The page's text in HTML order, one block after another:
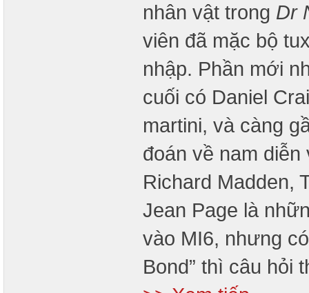
nhân vật trong Dr
viên đã mặc bộ
nhập. Phần mới
cuối có Daniel
martini, và càng
đoán về nam
Richard Madden,
Jean Page là
vào MI6, nhưng
Bond” thì câu hỏi